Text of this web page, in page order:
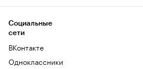
Социальные
сети
ВКонтакте
Одноклассники